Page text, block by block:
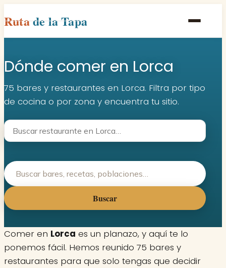
Rutade la Tapa
Inicio
Poblaciones
Rutas
Contacto
Dónde comer en Lorca
75 bares y restaurantes en Lorca. Filtra por tipo
de cocina o por zona y encuentra tu sitio.
Buscar
Comer en Lorca es un planazo, y aquí te lo
ponemos fácil. Hemos reunido 75 bares y
restaurantes para que solo tengas que decidir